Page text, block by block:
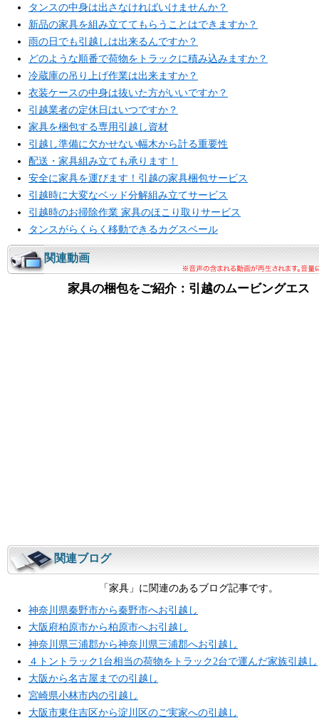
タンスの中身は出さなければいけませんか？
新品の家具を組み立ててもらうことはできますか？
雨の日でも引越しは出来るんですか？
どのような順番で荷物をトラックに積み込みますか？
冷蔵庫の吊り上げ作業は出来ますか？
衣装ケースの中身は抜いた方がいいですか？
引越業者の定休日はいつですか？
家具を梱包する専用引越し資材
引越し準備に欠かせない幅木から計る重要性
配送・家具組み立ても承ります！
安全に家具を運びます！引越の家具梱包サービス
引越時に大変なベッド分解組み立てサービス
引越時のお掃除作業 家具のほこり取りサービス
タンスがらくらく移動できるカグスベール
関連動画
家具の梱包をご紹介：引越のムービングエス
関連ブログ
「家具」に関連のあるブログ記事です。
神奈川県秦野市から秦野市へお引越し
大阪府柏原市から柏原市へお引越し
神奈川県三浦郡から神奈川県三浦郡へお引越し
４トントラック1台相当の荷物をトラック2台で運んだ家族引越し
大阪から名古屋までの引越し
宮崎県小林市内の引越し
大阪市東住吉区から淀川区のご実家への引越し